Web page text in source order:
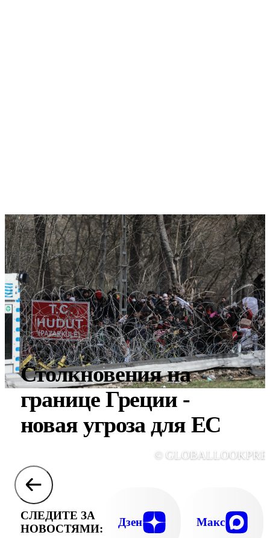
Столкновения на
границе Греции -
новая угроза для ЕС
©
СЛЕДИТЕ ЗА
НОВОСТЯМИ:
Дзен Макс